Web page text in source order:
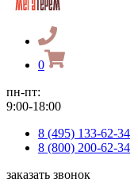
0
пн-пт:
9:00-18:00
8 (495) 133-62-34
8 (800) 200-62-34
заказать звонок